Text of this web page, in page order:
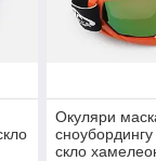
Окуляри
скло